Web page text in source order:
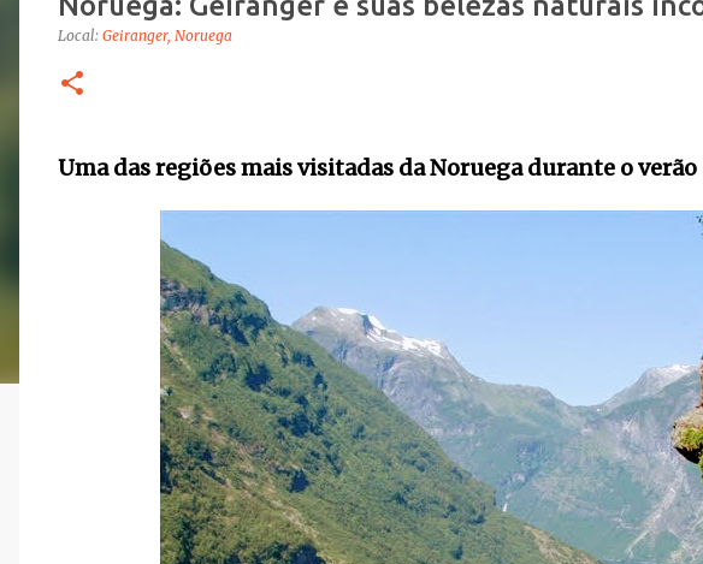
Local: Geiranger, Noruega
Uma das regiões mais visitadas da Noruega durante o verão